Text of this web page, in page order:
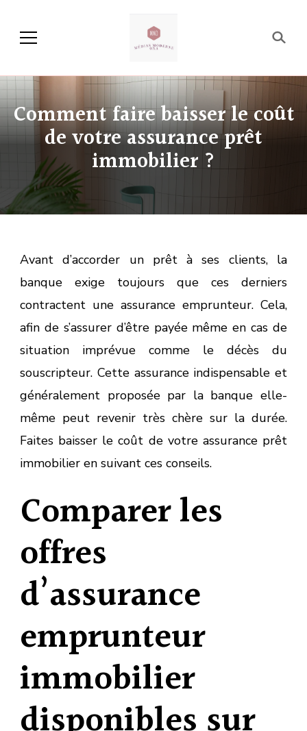
Média Moderne OXA
Comment faire baisser le coût
de votre assurance prêt
immobilier ?
Avant d’accorder un prêt à ses clients, la
banque exige toujours que ces derniers
contractent une assurance emprunteur. Cela,
afin de s’assurer d’être payée même en cas de
situation imprévue comme le décès du
souscripteur. Cette assurance indispensable et
généralement proposée par la banque elle-
même peut revenir très chère sur la durée.
Faites baisser le coût de votre assurance prêt
immobilier en suivant ces conseils.
Comparer les
offres
d’assurance
emprunteur
immobilier